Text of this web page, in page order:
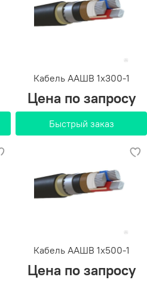
Кабель ААШВ 1х300-1
Цена по запросу
Быстрый заказ
Кабель ААШВ 1х500-1
Цена по запросу